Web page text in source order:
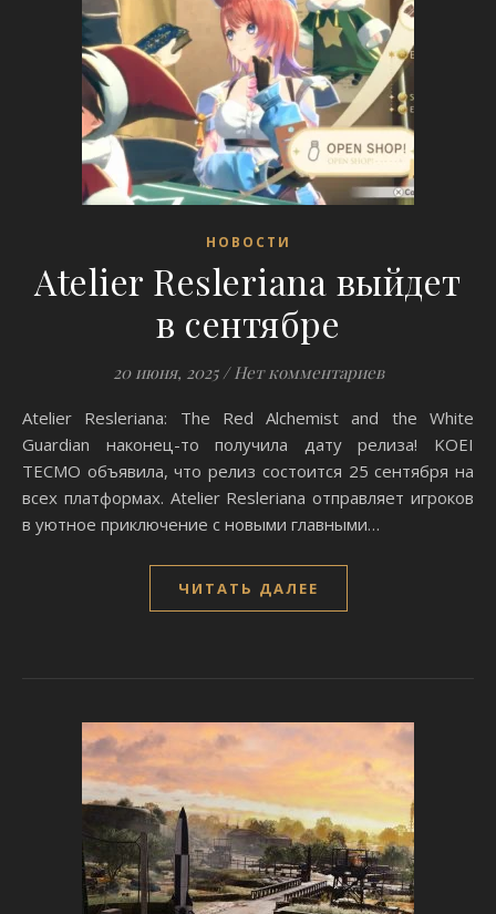
НОВОСТИ
Atelier Resleriana выйдет
в сентябре
20 июня, 2025 / Нет комментариев
Atelier Resleriana: The Red Alchemist and the White
Guardian наконец-то получила дату релиза! KOEI
TECMO объявила, что релиз состоится 25 сентября на
всех платформах. Atelier Resleriana отправляет игроков
в уютное приключение с новыми главными…
ЧИТАТЬ ДАЛЕЕ